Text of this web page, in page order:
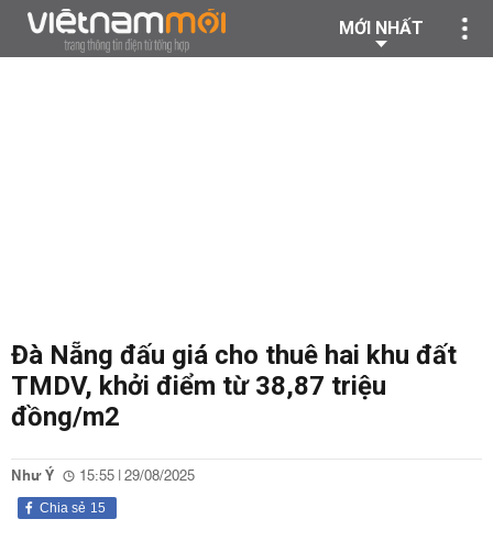
MỚI NHẤT
Đà Nẵng đấu giá cho thuê hai khu đất
TMDV, khởi điểm từ 38,87 triệu
đồng/m2
Như Ý 15:55 | 29/08/2025
15
Chia sẻ